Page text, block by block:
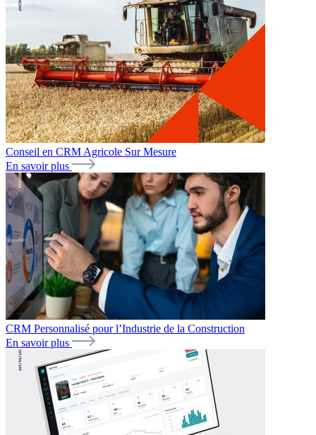
Conseil en CRM Agricole Sur Mesure
En savoir plus
CRM Personnalisé pour l’Industrie de la Construction
En savoir plus